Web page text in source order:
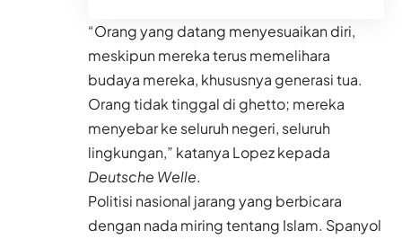
“Orang yang datang menyesuaikan diri,
meskipun mereka terus memelihara
budaya mereka, khususnya generasi tua.
Orang tidak tinggal di ghetto; mereka
menyebar ke seluruh negeri, seluruh
lingkungan,” katanya Lopez kepada
Deutsche Welle.
Politisi nasional jarang yang berbicara
dengan nada miring tentang Islam. Spanyol